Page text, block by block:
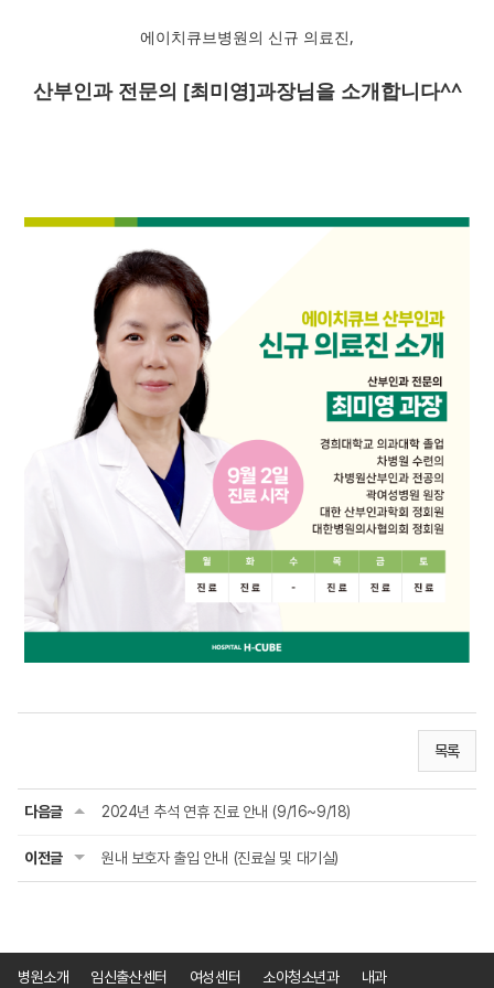
에이치큐브병원의 신규 의료진,
산부인과 전문의 [최미영]과장님을 소개합니다^^
목록
다음글 2024년 추석 연휴 진료 안내 (9/16~9/18)
이전글 원내 보호자 출입 안내 (진료실 및 대기실)
병원소개 임신출산센터 여성센터 소아청소년과 내과